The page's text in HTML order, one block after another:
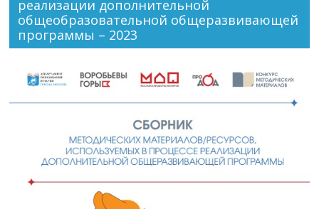
реализации дополнительной
общеобразовательной общеразвивающей
программы – 2023